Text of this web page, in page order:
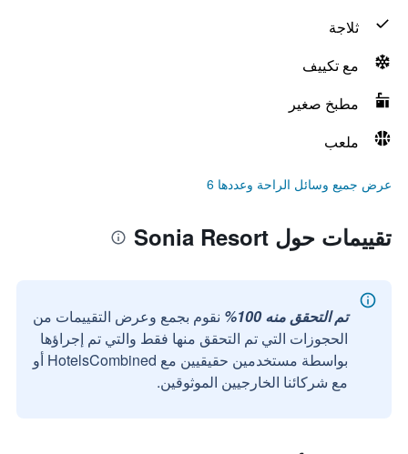
ثلاجة
مع تكييف
مطبخ صغير
ملعب
عرض جميع وسائل الراحة وعددها 6
تقييمات حول Sonia Resort
تم التحقق منه 100%
نقوم بجمع وعرض التقييمات من
الحجوزات التي تم التحقق منها فقط والتي تم إجراؤها
بواسطة مستخدمين حقيقيين مع HotelsCombined أو
مع شركائنا الخارجيين الموثوقين.